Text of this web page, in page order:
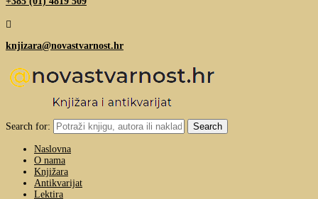

knjizara@novastvarnost.hr
Search for:
Naslovna
O nama
Knjižara
Antikvarijat
Lektira